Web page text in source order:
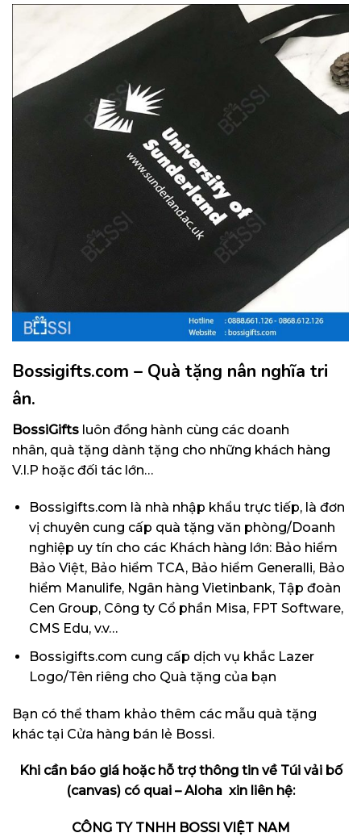
Bossigifts.com – Quà tặng nân nghĩa tri
ân.
BossiGifts luôn đồng hành cùng các doanh
nhân, quà tặng dành tặng cho những khách hàng
V.I.P hoặc đối tác lớn…
Bossigifts.com là nhà nhập khẩu trực tiếp, là đơn
vị chuyên cung cấp quà tặng văn phòng/Doanh
nghiệp uy tín cho các Khách hàng lớn: Bảo hiểm
Bảo Việt, Bảo hiểm TCA, Bảo hiểm Generalli, Bảo
hiểm Manulife, Ngân hàng Vietinbank, Tập đoàn
Cen Group, Công ty Cổ phần Misa, FPT Software,
CMS Edu, v.v…
Bossigifts.com cung cấp dịch vụ khắc Lazer
Logo/Tên riêng cho Quà tặng của bạn
Bạn có thể tham khảo thêm các mẫu quà tặng
khác tại Cửa hàng bán lẻ Bossi.
Khi cần báo giá hoặc hỗ trợ thông tin về Túi vải bố
(canvas) có quai – Aloha xin liên hệ:
CÔNG TY TNHH BOSSI VIỆT NAM